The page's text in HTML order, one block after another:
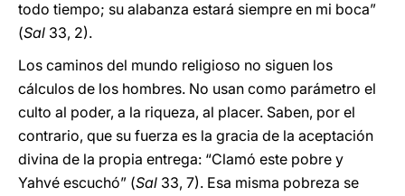
todo tiempo; su alabanza estará siempre en mi boca”
(Sal 33, 2).
Los caminos del mundo religioso no siguen los
cálculos de los hombres. No usan como parámetro el
culto al poder, a la riqueza, al placer. Saben, por el
contrario, que su fuerza es la gracia de la aceptación
divina de la propia entrega: “Clamó este pobre y
Yahvé escuchó” (Sal 33, 7). Esa misma pobreza se